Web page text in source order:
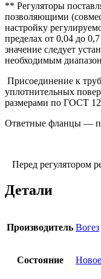
** Регуляторы
позволяющими
настройку
пределах от 0,04 до
значение следует
необходимым
Присоединение к
уплотнительных
размерами по ГОСТ
Ответные фланцы —
Перед регулятором
Детали
Производитель Вогез
Состояние Новое